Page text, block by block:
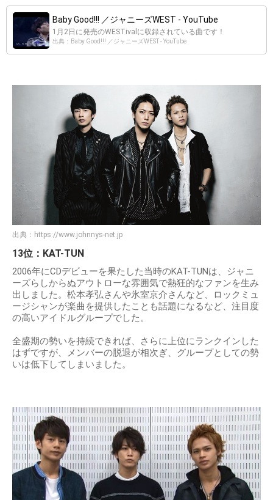
Baby Good!!! ／ジャニーズWEST - YouTube
1月2日に発売のWESTivalに収録されている曲です！
出典：Baby Good!!! ／ジャニーズWEST - YouTube
出典： https://www.johnnys-net.jp
13位：KAT-TUN
2006年にCDデビューを果たした当時のKAT-TUNは、ジャニ
ーズらしからぬアウトローな雰囲気で熱狂的なファンを生み
出しました。松本孝弘さんや氷室京介さんなど、ロックミュ
ージシャンが楽曲を提供したことも話題になるなど、注目度
の高いアイドルグループでした。
全盛期の勢いを持続できれば、さらに上位にランクインした
はずですが、メンバーの脱退が相次ぎ、グループとしての勢
いは低下してしまいました。